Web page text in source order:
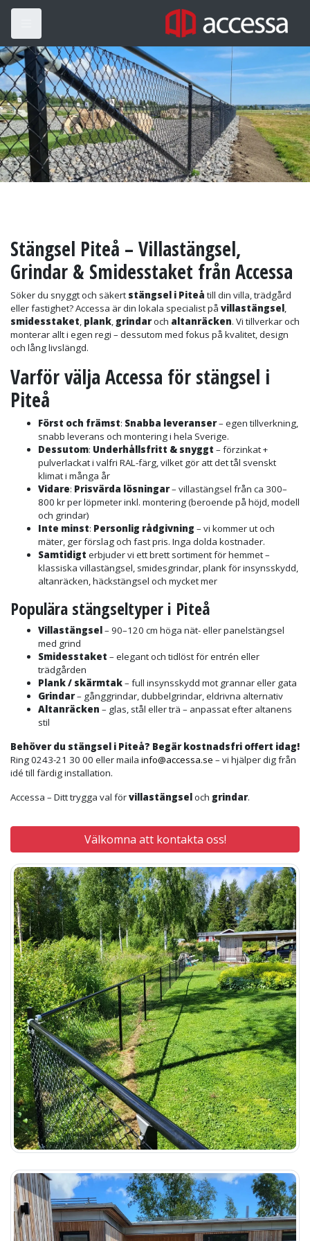
Stängsel Piteå – Villastängsel,
Grindar & Smidesstaket från Accessa
Söker du snyggt och säkert stängsel i Piteå till din villa, trädgård
eller fastighet? Accessa är din lokala specialist på villastängsel,
smidesstaket, plank, grindaroch altanräcken. Vi tillverkar och
monterar allt i egen regi – dessutom med fokus på kvalitet, design
och lång livslängd.
Varför välja Accessa för stängsel i
Piteå
Först och främst: Snabba leveranser– egen tillverkning,
snabb leverans och montering i hela Sverige.
Dessutom: Underhållsfritt & snyggt – förzinkat +
pulverlackat i valfri RAL-färg, vilket gör att det tål svenskt
klimat i många år
Vidare: Prisvärda lösningar– villastängsel från ca 300–
800 kr per löpmeter inkl. montering (beroende på höjd, modell
och grindar)
Inte minst: Personlig rådgivning – vi kommer ut och
mäter, ger förslag och fast pris. Inga dolda kostnader.
Samtidigt erbjuder vi ett brett sortiment för hemmet –
klassiska villastängsel, smidesgrindar, plank för insynsskydd,
altanräcken, häckstängsel och mycket mer
Populära stängseltyper i Piteå
Villastängsel– 90–120 cm höga nät- eller panelstängsel
med grind
Smidesstaket – elegant och tidlöst för entrén eller
trädgården
Plank / skärmtak– full insynsskydd mot grannar eller gata
Grindar– gånggrindar, dubbelgrindar, eldrivna alternativ
Altanräcken – glas, stål eller trä – anpassat efter altanens
stil
Behöver du stängsel i Piteå? Begär kostnadsfri offert idag!
Ring 0243-21 30 00 eller maila info@accessa.se – vi hjälper dig från
idé till färdig installation.
Accessa – Ditt trygga val förvillastängseloch grindar.
Välkomna att kontakta oss!